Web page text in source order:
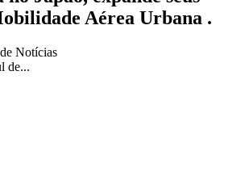
Aérea Urbana .
de...